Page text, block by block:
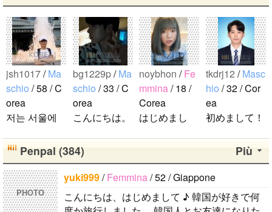
ったからいろ
んな情報が欲
しいです。 hi
ghlightになっ
ても好きな気
持ちは変わり
ません。 メ
ンバー全員が
大好きです
が、一番大好
きなのはジュ
ンヒョンで
す。 彼らの
ことたくさん
知りたいで
유나 황은비
김예원 여!!
자!!친!!구!!..
ください。..
jsh1017/Ma
schio / 58 / C
orea
저는 서울에
범한 남자입
니다 일본의
비슷한 연령
의 친구들과
친해지고 싶
bg1229p/Ma
schio / 33 / C
orea
こんにちは。
れの韓国人で
す。 出身地
は済州島で
す。 日本の
ことは高校生
noybhon /Fe
mmina/ 18 /
Corea
はじめまし
前はイナで
す。今日本語
を勉強してい
ます。。。だ
から日本人の
tkdrj12 /Masc
hio / 32 / Cor
ea
初めまして！
います。 ​普
段は音楽を聴
くことや運動
が好きで、時
間がある時は
ddung_e/Ma
schio/ 29 / C
Più
Penpal (384)
PHOTO
yuki999/Femmina/ 52 / Giappone
こんにちは、はじめまして ♪ 韓国が好きで何